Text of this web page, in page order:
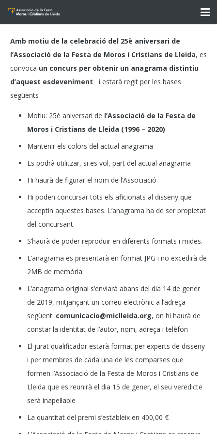
Amb motiu de la celebració del 25è aniversari de
l’Associació de la Festa de Moros i Cristians de Lleida, es
convoca un concurs per obtenir un anagrama distintiu
d’aquest esdeveniment i estarà regit per les bases
següents
Motiu: 25è aniversari de l’Associació de la Festa de
Moros i Cristians de Lleida (1996 – 2020)
Mantenir els colors del actual anagrama
Es podrà utilitzar, si es vol, part del actual anagrama
Hi haurà de figurar el nom de l’Associació
Hi poden concursar tots els aficionats al disseny que
acceptin aquestes bases. L’anagrama ha de ser propietat
del concursant.
S’haurà de poder reproduir en diferents formats i mides.
L’anagrama es presentarà en format JPG i no excedirà de
2MB de memòria
L’anagrama original s’enviarà abans del dia 14 de gener
de 2019, mitjançant un correu electrònic a l’adreça
següent: comunicacio@miclleida.org, on hi haurà de
constar la identitat de l’autor, nom, adreça i telèfon
El jurat qualificador estarà format per experts de disseny
i per membres de cada una de les comparses que
formen l’Associació de la Festa de Moros i Cristians de
Lleida que es reunirà el dia 15 de gener, el seu veredicte
serà inapel·lable
La quantitat del premi s’estableix en 400,00 €